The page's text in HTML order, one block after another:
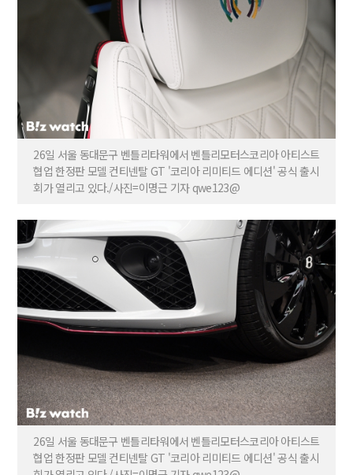
26일 서울 동대문구 벤틀리타워에서 벤틀리모터스코리아 아티스트
협업 한정판 모델 컨티넨탈 GT '코리아 리미티드 에디션' 공식 출시
회가 열리고 있다./사진=이명근 기자 qwe123@
26일 서울 동대문구 벤틀리타워에서 벤틀리모터스코리아 아티스트
협업 한정판 모델 컨티넨탈 GT '코리아 리미티드 에디션' 공식 출시